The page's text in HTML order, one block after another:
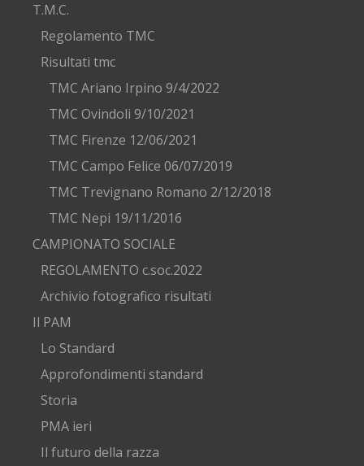
T.M.C.
Regolamento TMC
Risultati tmc
TMC Ariano Irpino 9/4/2022
TMC Ovindoli 9/10/2021
TMC Firenze 12/06/2021
TMC Campo Felice 06/07/2019
TMC Trevignano Romano 2/12/2018
TMC Nepi 19/11/2016
CAMPIONATO SOCIALE
REGOLAMENTO c.soc.2022
Archivio fotografico risultati
Il PAM
Lo Standard
Approfondimenti standard
Storia
PMA ieri
Il futuro della razza